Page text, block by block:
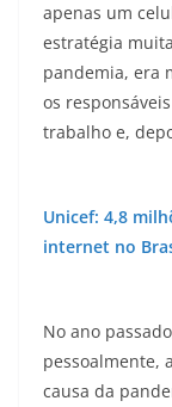
apenas um
estratégia
pandemia, era
os
trabalho e,
Unicef: 4,8
internet no
No ano
pessoalmente,
causa da